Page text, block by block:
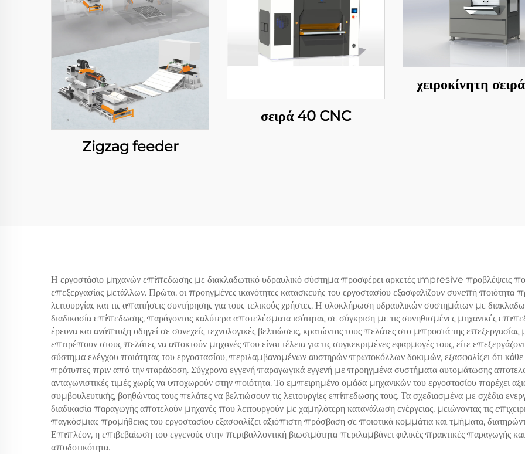
Zigzag feeder
σειρά 40 CNC
χειροκίνητη
Η εργοστάσιο μηχανών επίπεδωσης με διακλαδωτικό υδραυλικό σύστημα προσφέρει αρκετές ιmpresive προβλέψεις
επεξεργασίας μετάλλων. Πρώτα, οι προηγμένες ικανότητες κατασκευής του εργοστασίου εξασφαλίζουν συνεπή ποιότητα
λειτουργίας και τις απαιτήσεις συντήρησης για τους τελικούς χρήστες. Η ολοκλήρωση υδραυλικών συστημάτων με
διαδικασία επίπεδωσης, παράγοντας καλύτερα αποτελέσματα ισότητας σε σύγκριση με τις συνηθισμένες μηχανικές
έρευνα και ανάπτυξη οδηγεί σε συνεχείς τεχνολογικές βελτιώσεις, κρατώντας τους πελάτες στο μπροστά της
επιτρέπουν στους πελάτες να αποκτούν μηχανές που είναι τέλεια για τις συγκεκριμένες εφαρμογές τους, είτε
σύστημα ελέγχου ποιότητας του εργοστασίου, περιλαμβανομένων αυστηρών πρωτοκόλλων δοκιμών, εξασφαλίζει ότι
πρότυπες πριν από την παράδοση. Σύγχρονα εγγενή παραγωγικά εγγενή με προηγμένα συστήματα αυτομάτωσης
ανταγωνιστικές τιμές χωρίς να υποχωρούν στην ποιότητα. Το εμπειρημένο ομάδα μηχανικών του εργοστασίου παρέχει
συμβουλευτικής, βοηθώντας τους πελάτες να βελτιώσουν τις λειτουργίες επίπεδωσης τους. Τα σχεδιασμένα με σχέδια
διαδικασία παραγωγής αποτελούν μηχανές που λειτουργούν με χαμηλότερη κατανάλωση ενέργειας, μειώνοντας τις
παγκόσμιας προμήθειας του εργοστασίου εξασφαλίζει αξιόπιστη πρόσβαση σε ποιοτικά κομμάτια και τμήματα,
Επιπλέον, η επιβεβαίωση του εγγενούς στην περιβαλλοντική βιωσιμότητα περιλαμβάνει φιλικές πρακτικές παραγωγής
αποδοτικότητα.